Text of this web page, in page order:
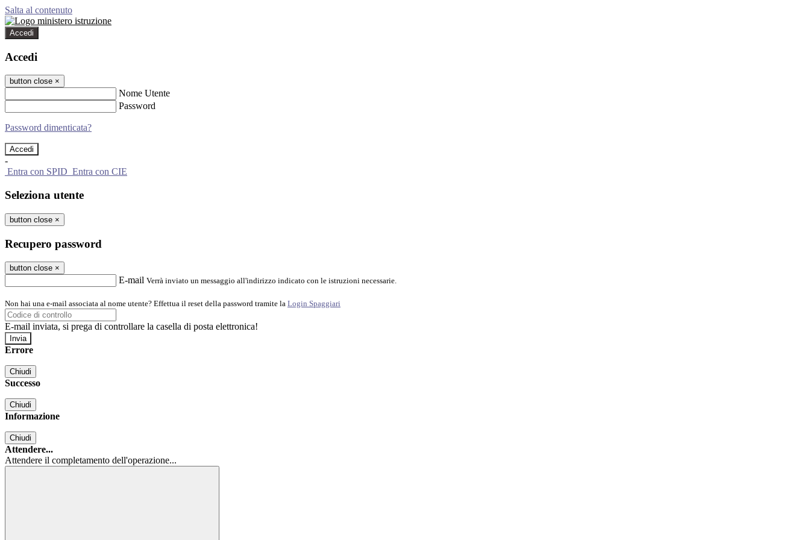
Salta al contenuto
Accedi
Accedi
button close ×
Nome Utente
Password
Password dimenticata?
-
Entra con SPID Entra con CIE
Seleziona utente
button close ×
Recupero password
button close ×
E-mail Verrà inviato un messaggio all'indirizzo indicato con le istruzioni necessarie.
Non hai una e-mail associata al nome utente? Effettua il reset della password tramite la Login Spaggiari
E-mail inviata, si prega di controllare la casella di posta elettronica!
Errore
Chiudi
Successo
Chiudi
Informazione
Chiudi
Attendere...
Attendere il completamento dell'operazione...